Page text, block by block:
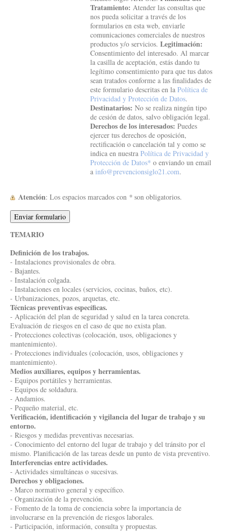
Tratamiento: Atender las consultas que
nos pueda solicitar a través de los
formularios en esta web, enviarle
comunicaciones comerciales de nuestros
productos y/o servicios.Legitimación:
Consentimiento del interesado. Al marcar
la casilla de aceptación, estás dando tu
legítimo consentimiento para que tus datos
sean tratados conforme a las finalidades de
este formulario descritas en laPolítica de
Privacidad y Protección de Datos.
Destinatarios: No se realiza ningún tipo
de cesión de datos, salvo obligación legal.
Derechos de los interesados: Puedes
ejercer tus derechos de oposición,
rectificación o cancelación tal y como se
indica en nuestraPolítica de Privacidad y
Protección de Datos* o enviando un email
ainfo@prevencionsiglo21.com.
Atención : Los espacios marcados con * son obligatorios.
TEMARIO
Definición de los trabajos.
- Instalaciones provisionales de obra.
- Bajantes.
- Instalación colgada.
- Instalaciones en locales (servicios, cocinas, baños, etc).
- Urbanizaciones, pozos, arquetas, etc.
Técnicas preventivas específicas.
- Aplicación del plan de seguridad y salud en la tarea concreta.
Evaluación de riesgos en el caso de que no exista plan.
- Protecciones colectivas (colocación, usos, obligaciones y
mantenimiento).
- Protecciones individuales (colocación, usos, obligaciones y
mantenimiento).
Medios auxiliares, equipos y herramientas.
- Equipos portátiles y herramientas.
- Equipos de soldadura.
- Andamios.
- Pequeño material, etc.
Verificación, identificación y vigilancia del lugar de trabajo y su
entorno.
- Riesgos y medidas preventivas necesarias.
- Conocimiento del entorno del lugar de trabajo y del tránsito por el
mismo. Planificación de las tareas desde un punto de vista preventivo.
Interferencias entre actividades.
- Actividades simultáneas o sucesivas.
Derechos y obligaciones.
- Marco normativo general y específico.
- Organización de la prevención.
- Fomento de la toma de conciencia sobre la importancia de
involucrarse en la prevención de riesgos laborales.
- Participación, información, consulta y propuestas.